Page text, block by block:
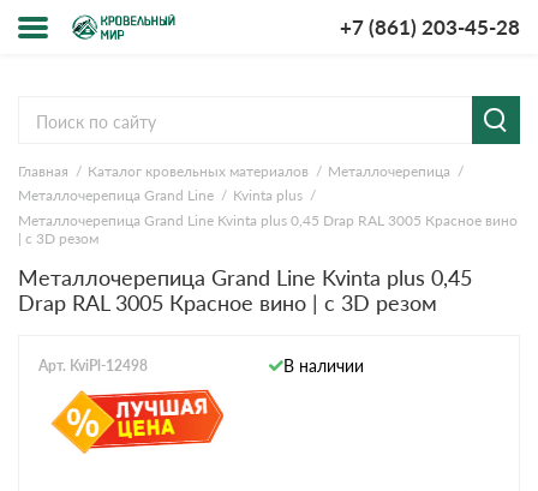
+7 (861) 203-45-28
компании
и оплата
ответы
Главная Каталог кровельных материалов
Металлочерепица
Металлочерепица Grand Line
Kvinta plus
Металлочерепица Grand Line Kvinta plus 0,45 Drap RAL 3005 Красное вино
| c 3D резом
Металлочерепица Grand Line Kvinta plus 0,45
Drap RAL 3005 Красное вино | c 3D резом
Арт. KviPl-12498 В наличии